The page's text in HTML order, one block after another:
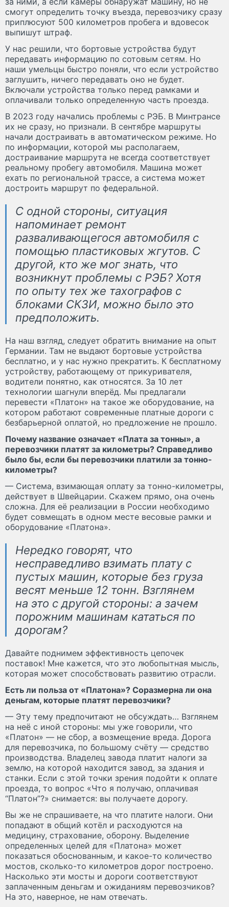
смогут определить точку въезда, перевозчику сразу
приплюсуют 500 километров пробега и вдовесок
выпишут штраф.
У нас решили, что бортовые устройства будут
передавать информацию по сотовым сетям. Но
наши умельцы быстро поняли, что если устройство
заглушить, ничего передавать оно не будет.
Включали устройства только перед рамками и
оплачивали только определенную часть проезда.
В 2023 году начались проблемы с РЭБ. В Минтрансе
их не сразу, но признали. В сентябре маршруты
начали достраивать в автоматическом режиме. Но
по информации, которой мы располагаем,
достраивание маршрута не всегда соответствует
реальному пробегу автомобиля. Машина может
ехать по региональной трассе, а система может
достроить маршрут по федеральной.
С одной стороны, ситуация
напоминает ремонт
разваливающегося автомобиля с
помощью пластиковых жгутов. С
другой, кто же мог знать, что
возникнут проблемы с РЭБ? Хотя
по опыту тех же тахографов с
блоками СКЗИ, можно было это
предположить.
На наш взгляд, следует обратить внимание на опыт
Германии. Там не выдают бортовые устройства
бесплатно, и у нас нужно прекратить. К бесплатному
устройству, работающему от прикуривателя,
водители понятно, как относятся. За 10 лет
технологии шагнули вперёд. Мы предлагали
перевести «Платон» на такое же оборудование, на
котором работают современные платные дороги с
безбарьерной оплатой, но предложение не прошло.
Почему название означает «Плата за тонны», а
перевозчики платят за километры? Справедливо
было бы, если бы перевозчики платили за тонно-
километры?
— Система, взимающая оплату за тонно-километры,
действует в Швейцарии. Скажем прямо, она очень
сложна. Для её реализации в России необходимо
будет совмещать в одном месте весовые рамки и
оборудование «Платона».
Нередко говорят, что
несправедливо взимать плату с
пустых машин, которые без груза
весят меньше 12 тонн. Взглянем
на это с другой стороны: а зачем
порожним машинам кататься по
дорогам?
Давайте поднимем эффективность цепочек
поставок! Мне кажется, что это любопытная мысль,
которая может способствовать развитию отрасли.
Есть ли польза от «Платона»? Соразмерна ли она
деньгам, которые платят перевозчики?
— Эту тему предпочитают не обсуждать… Взглянем
на неё с иной стороны: мы уже говорили, что
«Платон» — не сбор, а возмещение вреда. Дорога
для перевозчика, по большому счёту — средство
производства. Владелец завода платит налоги за
землю, на которой находится завод, за здания и
станки. Если с этой точки зрения подойти к оплате
проезда, то вопрос «Что я получаю, оплачивая
“Платон”?» снимается: вы получаете дорогу.
Вы же не спрашиваете, на что платите налоги. Они
попадают в общий котёл и расходуются на
медицину, страхование, оборону. Выделение
определенных целей для «Платона» может
показаться обоснованным, и какое-то количество
мостов, сколько-то километров дорог построено.
Насколько эти мосты и дороги соответствуют
заплаченным деньгам и ожиданиям перевозчиков?
На это, наверное, не нам отвечать.